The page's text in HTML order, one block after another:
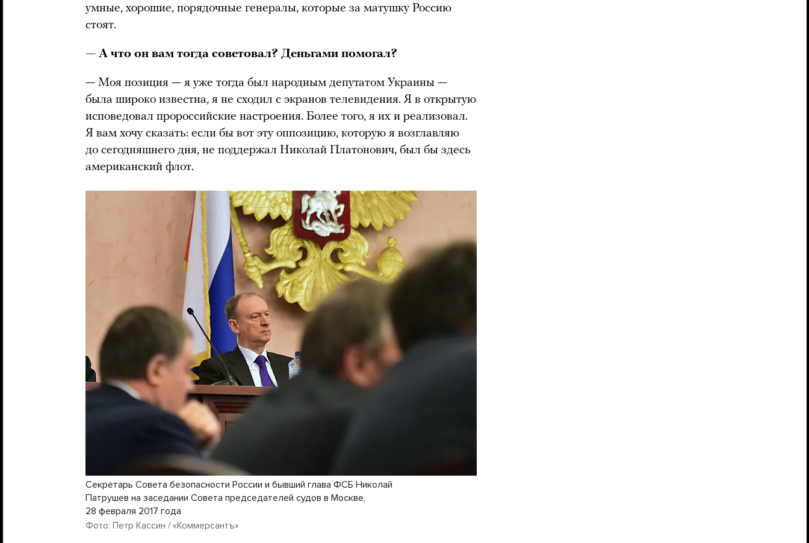
умные, хорошие, порядочные генералы, которые за матушку Россию
стоят.
— А что он вам тогда советовал? Деньгами помогал?
— Моя позиция — я уже тогда был народным депутатом Украины —
была широко известна, я не сходил с экранов телевидения. Я в открытую
исповедовал пророссийские настроения. Более того, я их и реализовал.
Я вам хочу сказать: если бы вот эту оппозицию, которую я возглавляю
до сегодняшнего дня, не поддержал Николай Платонович, был бы здесь
американский флот.
Секретарь Совета безопасности России и бывший глава ФСБ Николай
Патрушев на заседании Совета председателей судов в Москве,
28 февраля 2017 года
Фото: Петр Кассин / «Коммерсантъ»